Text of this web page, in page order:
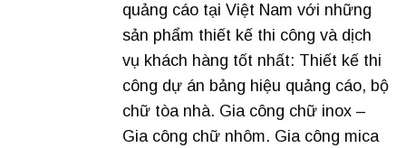
quảng cáo tại Việt Nam với những
sản phẩm thiết kế thi công và dịch
vụ khách hàng tốt nhất: Thiết kế thi
công dự án bảng hiệu quảng cáo, bộ
chữ tòa nhà. Gia công chữ inox –
Gia công chữ nhôm. Gia công mica